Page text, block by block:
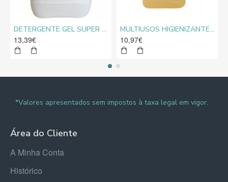
DETERGENTE GEL SUPER CLORO MEDIROLO® 10L
13,39€
MULTIUSOS HIGIENIZANTE DESENGORDURANTE NEUTRO MEDIROLO® 5L
10,97€
*Valores apresentados sem impostos à taxa legal em vigor.
Área do Cliente
A Minha Conta
Histórico